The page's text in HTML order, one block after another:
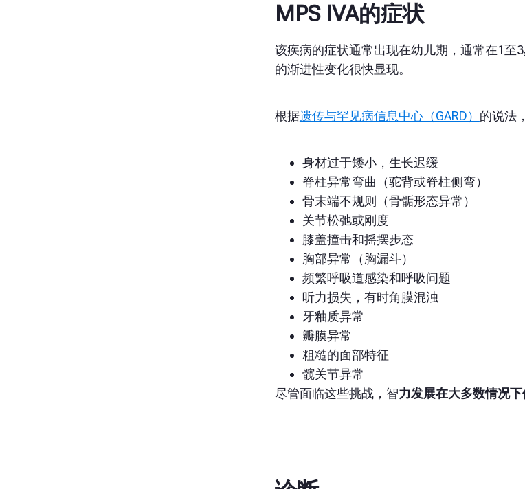
MPS IVA的症状
该疾病的症状通常出现在幼儿期，通常在1至
的渐进性变化很快显现。
根据遗传与罕见病信息中心（GARD） 的说法
身材过于矮小，生长迟缓
脊柱异常弯曲（驼背或脊柱侧弯）
骨末端不规则（骨骺形态异常）
关节松弛或刚度
膝盖撞击和摇摆步态
胸部异常（胸漏斗）
频繁呼吸道感染和呼吸问题
听力损失，有时角膜混浊
牙釉质异常
瓣膜异常
粗糙的面部特征
髋关节异常
尽管面临这些挑战， 智力发展在大多数情况